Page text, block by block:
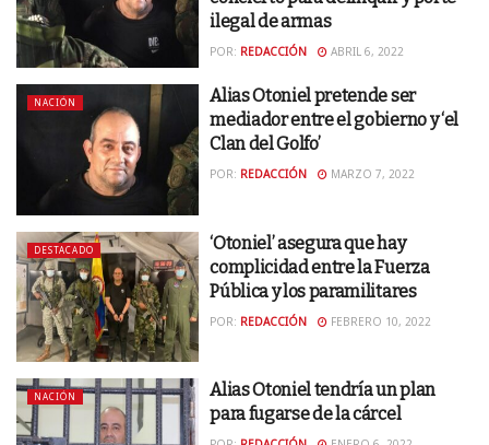
ilegal de armas
POR: REDACCIÓN ABRIL 6, 2022
NACIÓN
Alias Otoniel pretende ser
mediador entre el gobierno y ‘el
Clan del Golfo’
POR: REDACCIÓN MARZO 7, 2022
DESTACADO
‘Otoniel’ asegura que hay
complicidad entre la Fuerza
Pública y los paramilitares
POR: REDACCIÓN FEBRERO 10, 2022
NACIÓN
Alias Otoniel tendría un plan
para fugarse de la cárcel